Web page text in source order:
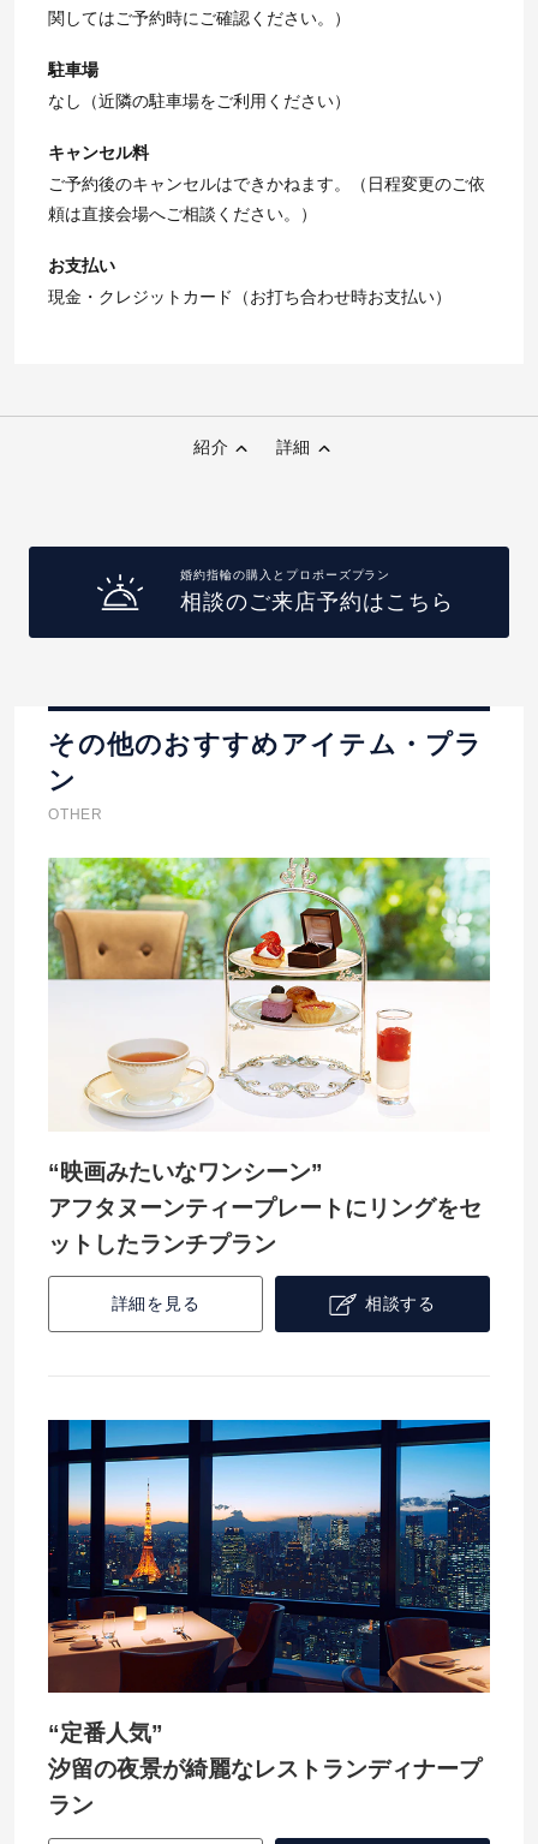
関してはご予約時にご確認ください。）
駐車場
なし（近隣の駐車場をご利用ください）
キャンセル料
ご予約後のキャンセルはできかねます。（日程変更のご依
頼は直接会場へご相談ください。）
お支払い
現金・クレジットカード（お打ち合わせ時お支払い）
紹介 詳細
婚約指輪の購入とプロポーズプラン
相談のご来店予約はこちら
その他のおすすめアイテム・プラ
ン
OTHER
“映画みたいなワンシーン”
アフタヌーンティープレートにリングをセ
ットしたランチプラン
詳細を見る 相談する
“定番人気”
汐留の夜景が綺麗なレストランディナープ
ラン